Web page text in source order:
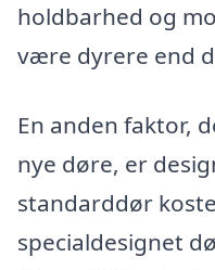
holdbarhed og
være dyrere end
En anden faktor,
nye døre, er
standarddør
specialdesignet